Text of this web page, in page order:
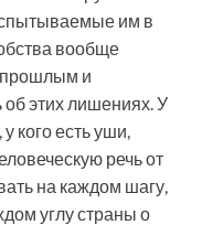
им в
вообще
прошлым и
этих лишениях. У
кого есть уши,
речь от
на каждом шагу,
углу страны о